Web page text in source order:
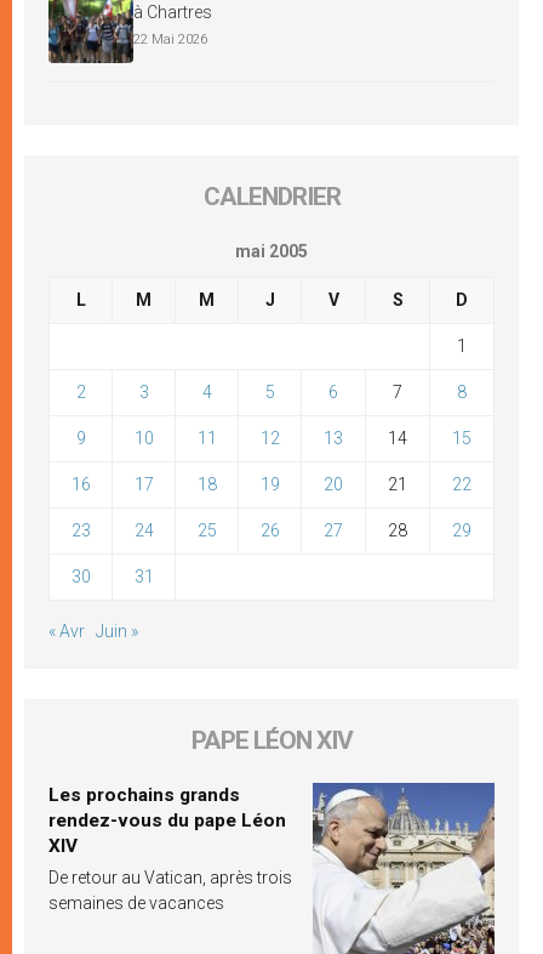
à Chartres
22 Mai 2026
CALENDRIER
mai 2005
L M M J V S D
1
2 3 4 5 6 7 8
9 10 11 12 13 14 15
16 17 18 19 20 21 22
23 24 25 26 27 28 29
30 31
« Avr Juin »
PAPE LÉON XIV
Les prochains grands
rendez-vous du pape Léon
XIV
De retour au Vatican, après trois
semaines de vacances